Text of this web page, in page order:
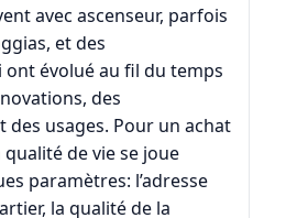
avec ascenseur, parfois
et des
évolué au fil du temps
des
usages. Pour un achat
de vie se joue
paramètres: l’adresse
la qualité de la